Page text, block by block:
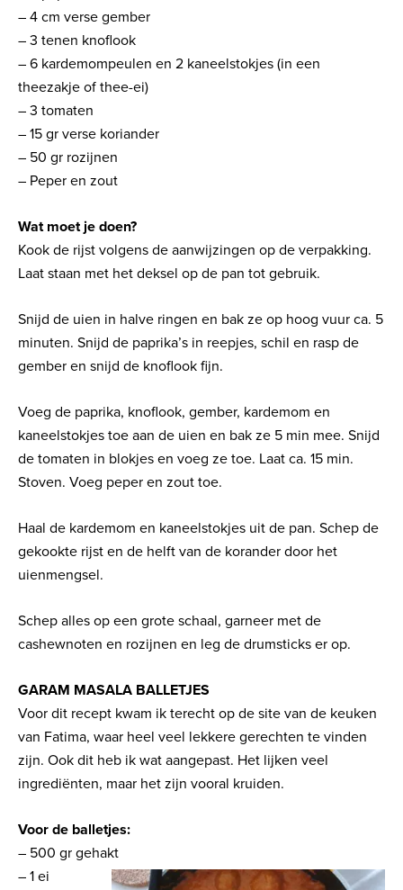
– 4 cm verse gember
– 3 tenen knoflook
– 6 kardemompeulen en 2 kaneelstokjes (in een
theezakje of thee-ei)
– 3 tomaten
– 15 gr verse koriander
– 50 gr rozijnen
– Peper en zout
Wat moet je doen?
Kook de rijst volgens de aanwijzingen op de verpakking.
Laat staan met het deksel op de pan tot gebruik.
Snijd de uien in halve ringen en bak ze op hoog vuur ca. 5
minuten. Snijd de paprika’s in reepjes, schil en rasp de
gember en snijd de knoflook fijn.
Voeg de paprika, knoflook, gember, kardemom en
kaneelstokjes toe aan de uien en bak ze 5 min mee. Snijd
de tomaten in blokjes en voeg ze toe. Laat ca. 15 min.
Stoven. Voeg peper en zout toe.
Haal de kardemom en kaneelstokjes uit de pan. Schep de
gekookte rijst en de helft van de korander door het
uienmengsel.
Schep alles op een grote schaal, garneer met de
cashewnoten en rozijnen en leg de drumsticks er op.
GARAM MASALA BALLETJES
Voor dit recept kwam ik terecht op de site van de keuken
van Fatima, waar heel veel lekkere gerechten te vinden
zijn. Ook dit heb ik wat aangepast. Het lijken veel
ingrediënten, maar het zijn vooral kruiden.
Voor de balletjes:
– 500 gr gehakt
– 1 ei